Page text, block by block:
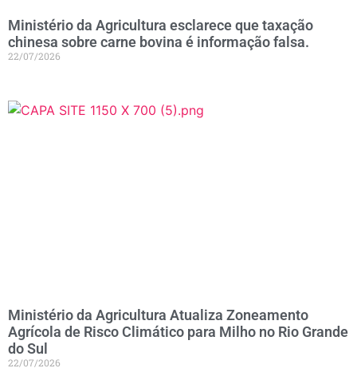
Ministério da Agricultura esclarece que taxação
chinesa sobre carne bovina é informação falsa.
22/07/2026
Ministério da Agricultura Atualiza Zoneamento
Agrícola de Risco Climático para Milho no Rio Grande
do Sul
22/07/2026